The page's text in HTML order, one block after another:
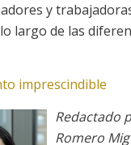
y
largo de las
imprescindible
Redactado
Romero